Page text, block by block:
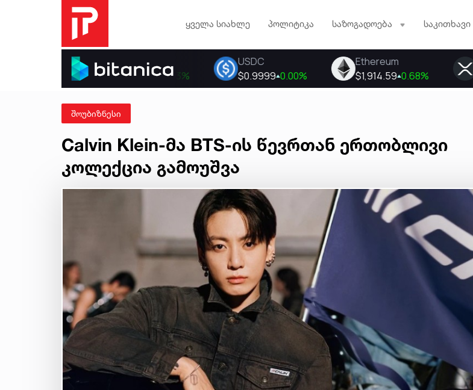
ყველა სიახლე პოლიტიკა საზოგადოება საკითხავი
შოუბიზნესი
Calvin Klein-მა BTS-ის წევრთან ერთობლივი
კოლექცია გამოუშვა